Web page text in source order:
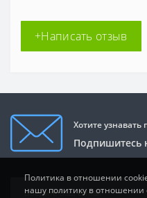
+Написать отзыв
Хотите
Подпишитесь
Политика в отношении
нашу политику в отношении